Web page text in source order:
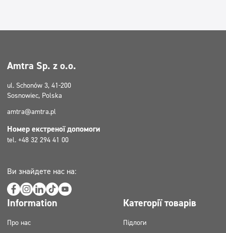
Amtra Sp. z o.o.
ul. Schonów 3, 41-200
Sosnowiec, Polska
amtra@amtra.pl
Номер екстреної допомоги
tel. +48 32 294 41 00
Ви знайдете нас на:
Information
Про нас
Категорії товарів
Підлоги